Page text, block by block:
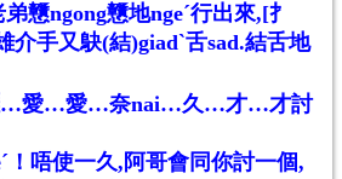
戇ngong戇地ngeˊ行出來,[扌
介手又鴃(結)giadˋ舌sad.結舌地
愛…愛…奈nai…久…才…才討
！唔使一久,阿哥會同你討一個,